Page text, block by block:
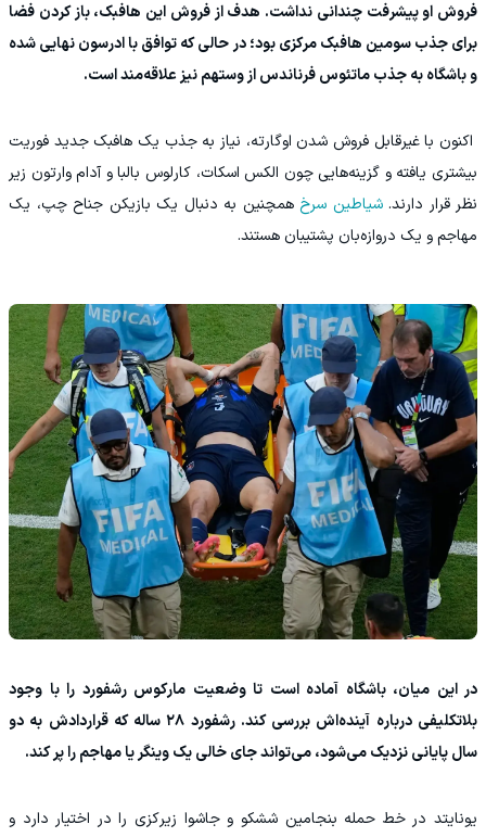
فروش او پیشرفت چندانی نداشت. هدف از فروش این هافبک، باز کردن فضا
برای جذب سومین هافبک مرکزی بود؛ در حالی که توافق با ادرسون نهایی شده
و باشگاه به جذب ماتئوس فرناندس از وستهم نیز علاقه‌مند است.
اکنون با غیرقابل فروش شدن اوگارته، نیاز به جذب یک هافبک جدید فوریت
بیشتری یافته و گزینه‌هایی چون الکس اسکات، کارلوس بالبا و آدام وارتون زیر
نظر قرار دارند.شیاطین سرخ همچنین به دنبال یک بازیکن جناح چپ، یک
مهاجم و یک دروازه‌بان پشتیبان هستند.
در این میان، باشگاه آماده است تا وضعیت مارکوس رشفورد را با وجود
بلاتکلیفی درباره آینده‌اش بررسی کند. رشفورد ۲۸ ساله که قراردادش به دو
سال پایانی نزدیک می‌شود، می‌تواند جای خالی یک وینگر یا مهاجم را پر کند.
یونایتد در خط حمله بنجامین ششکو و جاشوا زیرکزی را در اختیار دارد و